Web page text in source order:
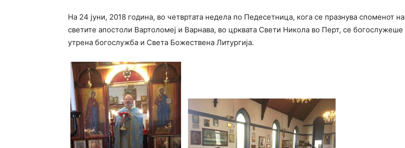
Епархија
На 24 јуни, 2018 година, во четвртата недела по Педесетница, кога се празнува споменот на
светите апостоли Вартоломеј и Варнава, во црквата Свети Никола во Перт, се богослужеше
утрена богослужба и Света Божествена Литургија.